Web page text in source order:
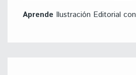
Aprende Ilustración Editorial con